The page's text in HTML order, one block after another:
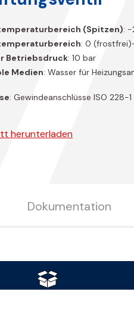
(Spitzen): -
: 0
Betriebsdruck: 10 bar
Medien: Wasser für
: Gewindeanschlüsse ISO 228-1
herunterladen
Dokumentation